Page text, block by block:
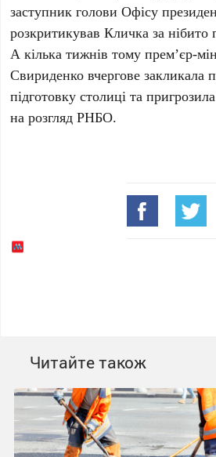
заступник голови Офісу
розкритикувавКличка за нібито
А кілька тижнів тому прем’єр-
Свириденко вчергове закликала
підготовку столиці та
на розгляд РНБО.
Читайте також